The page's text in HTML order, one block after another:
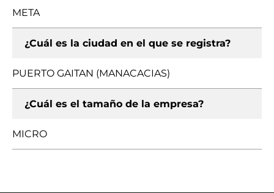
META
¿Cuál es la ciudad en el que se registra?
PUERTO GAITAN (MANACACIAS)
¿Cuál es el tamaño de la empresa?
MICRO